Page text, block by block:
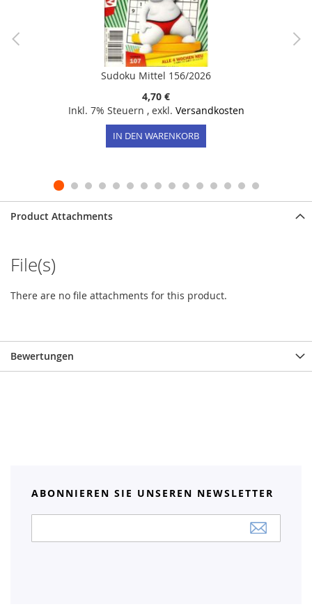
Sudoku Mittel 156/2026
4,70 €
Inkl. 7% Steuern , exkl. Versandkosten
IN DEN WARENKORB
Product Attachments
File(s)
There are no file attachments for this product.
Bewertungen
ABONNIEREN SIE UNSEREN NEWSLETTER
Newsletter: